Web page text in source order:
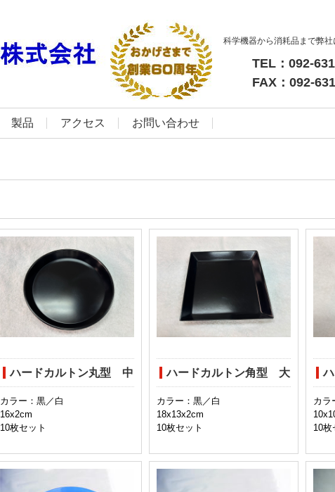
科学機器から消耗品まで弊
TEL：092-
FAX：092-
製品 アクセス お問い合わせ
ハードカルトン丸型 中
カラー：黒／白
16x2cm
10枚セット
ハードカルトン角型 大
カラー：黒／白
18x13x2cm
10枚セット
カラ
10枚